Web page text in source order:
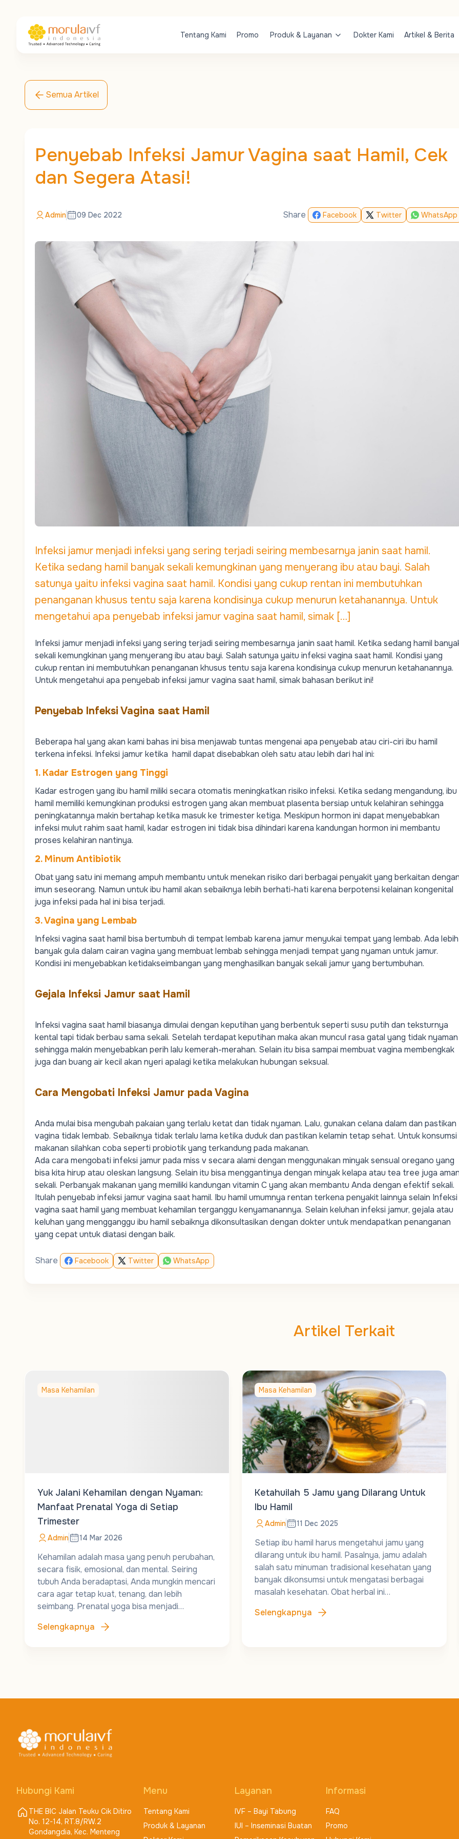
Tentang Kami Promo Produk & Layanan Dokter Kami Artikel & Berita
Semua Artikel
Penyebab Infeksi Jamur Vagina saat Hamil, Cek
dan Segera Atasi!
Admin 09 Dec 2022 Share Facebook Twitter WhatsApp
Infeksi jamur menjadi infeksi yang sering terjadi seiring membesarnya janin saat hamil.
Ketika sedang hamil banyak sekali kemungkinan yang menyerang ibu atau bayi. Salah
satunya yaitu infeksi vagina saat hamil. Kondisi yang cukup rentan ini membutuhkan
penanganan khusus tentu saja karena kondisinya cukup menurun ketahanannya. Untuk
mengetahui apa penyebab infeksi jamur vagina saat hamil, simak […]
Infeksi jamur menjadi infeksi yang sering terjadi seiring membesarnya janin saat hamil. Ketika sedang hamil
sekali kemungkinan yang menyerang ibu atau bayi. Salah satunya yaitu infeksi vagina saat hamil. Kondisi yang
cukup rentan ini membutuhkan penanganan khusus tentu saja karena kondisinya cukup menurun ketahanannya.
Untuk mengetahui apa penyebab infeksi jamur vagina saat hamil, simak bahasan berikut ini!
Penyebab Infeksi Vagina saat Hamil
Beberapa hal yang akan kami bahas ini bisa menjawab tuntas mengenai apa penyebab atau ciri-ciri ibu hamil
terkena infeksi. Infeksi jamur ketika hamil dapat disebabkan oleh satu atau lebih dari hal ini:
1. Kadar Estrogen yang Tinggi
Kadar estrogen yang ibu hamil miliki secara otomatis meningkatkan risiko infeksi. Ketika sedang mengandung, ibu
hamil memiliki kemungkinan produksi estrogen yang akan membuat plasenta bersiap untuk kelahiran sehingga
peningkatannya makin bertahap ketika masuk ke trimester ketiga. Meskipun hormon ini dapat menyebabkan
infeksi mulut rahim saat hamil, kadar estrogen ini tidak bisa dihindari karena kandungan hormon ini membantu
proses kelahiran nantinya.
2. Minum Antibiotik
Obat yang satu ini memang ampuh membantu untuk menekan risiko dari berbagai penyakit yang berkaitan
imun seseorang. Namun untuk ibu hamil akan sebaiknya lebih berhati-hati karena berpotensi kelainan kongenital
juga infeksi pada hal ini bisa terjadi.
3. Vagina yang Lembab
Infeksi vagina saat hamil bisa bertumbuh di tempat lembab karena jamur menyukai tempat yang lembab. Ada lebih
banyak gula dalam cairan vagina yang membuat lembab sehingga menjadi tempat yang nyaman untuk jamur.
Kondisi ini menyebabkan ketidakseimbangan yang menghasilkan banyak sekali jamur yang bertumbuhan.
Gejala Infeksi Jamur saat Hamil
Infeksi vagina saat hamil biasanya dimulai dengan keputihan yang berbentuk seperti susu putih dan teksturnya
kental tapi tidak berbau sama sekali. Setelah terdapat keputihan maka akan muncul rasa gatal yang tidak nyaman
sehingga makin menyebabkan perih lalu kemerah-merahan. Selain itu bisa sampai membuat vagina membengkak
juga dan buang air kecil akan nyeri apalagi ketika melakukan hubungan seksual.
Cara Mengobati Infeksi Jamur pada Vagina
Anda mulai bisa mengubah pakaian yang terlalu ketat dan tidak nyaman. Lalu, gunakan celana dalam dan pastikan
vagina tidak lembab. Sebaiknya tidak terlalu lama ketika duduk dan pastikan kelamin tetap sehat. Untuk konsumsi
makanan silahkan coba seperti probiotik yang terkandung pada makanan.
Ada cara mengobati infeksi jamur pada miss v secara alami dengan menggunakan minyak sensual oregano yang
bisa kita hirup atau oleskan langsung. Selain itu bisa menggantinya dengan minyak kelapa atau tea tree juga
sekali. Perbanyak makanan yang memiliki kandungan vitamin C yang akan membantu Anda dengan efektif sekali.
Itulah penyebab infeksi jamur vagina saat hamil. Ibu hamil umumnya rentan terkena penyakit lainnya selain Infeksi
vagina saat hamil yang membuat kehamilan terganggu kenyamanannya. Selain keluhan infeksi jamur, gejala atau
keluhan yang mengganggu ibu hamil sebaiknya dikonsultasikan dengan dokter untuk mendapatkan penanganan
yang cepat untuk diatasi dengan baik.
Share Facebook Twitter WhatsApp
Artikel Terkait
Masa Kehamilan
Yuk Jalani Kehamilan dengan Nyaman:
Manfaat Prenatal Yoga di Setiap
Trimester
Admin 14 Mar 2026
Kehamilan adalah masa yang penuh perubahan,
secara fisik, emosional, dan mental. Seiring
tubuh Anda beradaptasi, Anda mungkin mencari
cara agar tetap kuat, tenang, dan lebih
seimbang. Prenatal yoga bisa menjadi…
Selengkapnya
Masa Kehamilan
Ketahuilah 5 Jamu yang Dilarang Untuk
Ibu Hamil
Admin 11 Dec 2025
Setiap ibu hamil harus mengetahui jamu yang
dilarang untuk ibu hamil. Pasalnya, jamu adalah
salah satu minuman tradisional kesehatan yang
banyak dikonsumsi untuk mengatasi berbagai
masalah kesehatan. Obat herbal ini…
Selengkapnya
Hubungi Kami
THE BIC Jalan Teuku Cik Ditiro
No. 12-14, RT.8/RW.2
Gondangdia, Kec. Menteng
Menu
Tentang Kami
Produk & Layanan
Layanan
IVF – Bayi Tabung
IUI – Inseminasi Buatan
Informasi
FAQ
Promo